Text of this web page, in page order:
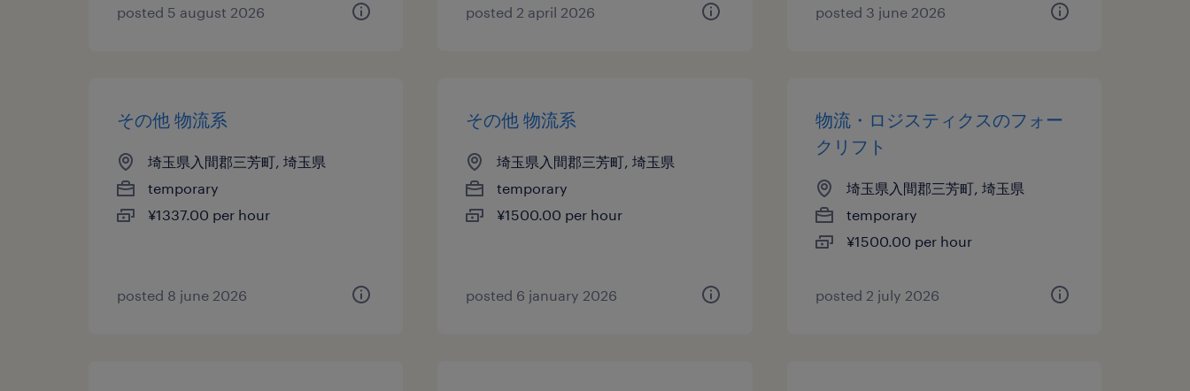
posted 5 august 2026 posted 2 april 2026 posted 3 june 2026
その他 物流系
埼玉県入間郡三芳町, 埼玉県
temporary
¥1337.00 per hour
posted 8 june 2026
その他 物流系
埼玉県入間郡三芳町, 埼玉県
temporary
¥1500.00 per hour
posted 6 january 2026
物流・ロジスティクスのフォー
クリフト
埼玉県入間郡三芳町, 埼玉県
temporary
¥1500.00 per hour
posted 2 july 2026